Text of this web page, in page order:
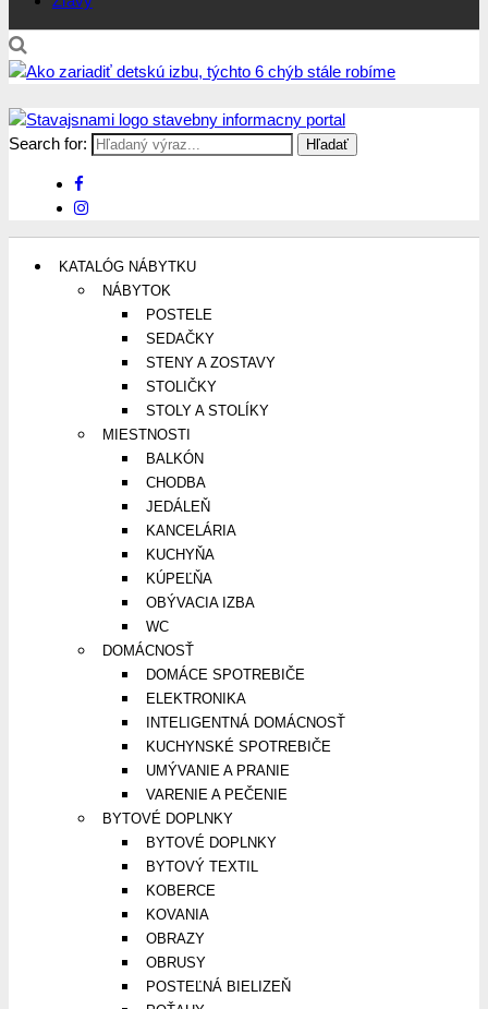
Stavajsnami.sk
Stavebníctvo, stavby, byty, domy a všetko o nich
Search for:
KATALÓG NÁBYTKU
NÁBYTOK
POSTELE
SEDAČKY
STENY A ZOSTAVY
STOLIČKY
STOLY A STOLÍKY
MIESTNOSTI
BALKÓN
CHODBA
JEDÁLEŇ
KANCELÁRIA
KUCHYŇA
KÚPEĽŇA
OBÝVACIA IZBA
WC
DOMÁCNOSŤ
DOMÁCE SPOTREBIČE
ELEKTRONIKA
INTELIGENTNÁ DOMÁCNOSŤ
KUCHYNSKÉ SPOTREBIČE
UMÝVANIE A PRANIE
VARENIE A PEČENIE
BYTOVÉ DOPLNKY
BYTOVÉ DOPLNKY
BYTOVÝ TEXTIL
KOBERCE
KOVANIA
OBRAZY
OBRUSY
POSTEĽNÁ BIELIZEŇ